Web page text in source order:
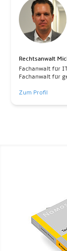
Rechtsanwalt
Fachanwalt für
Fachanwalt für
Zum Profil